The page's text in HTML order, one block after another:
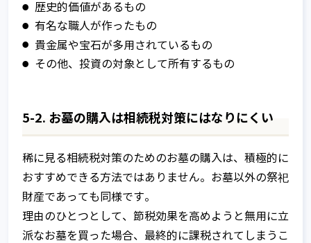
歴史的価値があるもの
有名な職人が作ったもの
貴金属や宝石が多用されているもの
その他、投資の対象として所有するもの
5-2. お墓の購入は相続税対策にはなりにくい
稀に見る相続税対策のためのお墓の購入は、積極的に
おすすめできる方法ではありません。お墓以外の祭祀
財産であっても同様です。
理由のひとつとして、節税効果を高めようと無用に立
派なお墓を買った場合、最終的に課税されてしまうこ